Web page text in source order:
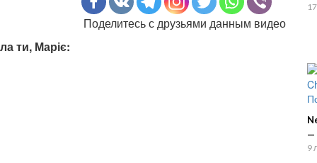
Поделитесь с друзьями данным видео
ти, Маріє:
—
9